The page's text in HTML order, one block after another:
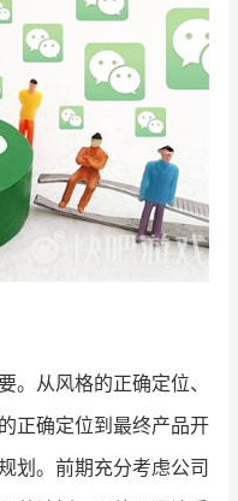
盟
流
理商
服务
。从风格的正确定位、
正确定位到最终产品开
划。前期充分考虑公司